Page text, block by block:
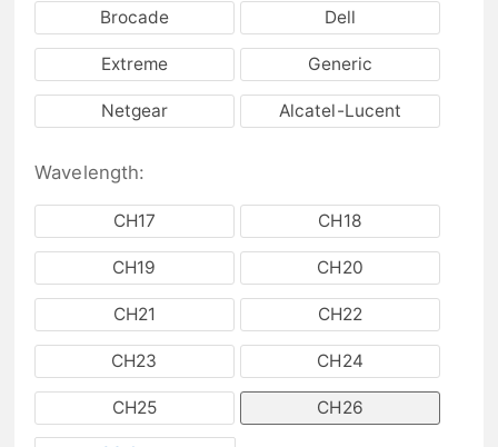
Brocade Dell
Extreme Generic
Netgear Alcatel-Lucent
Wavelength:
CH17 CH18
CH19 CH20
CH21 CH22
CH23 CH24
CH25 CH26